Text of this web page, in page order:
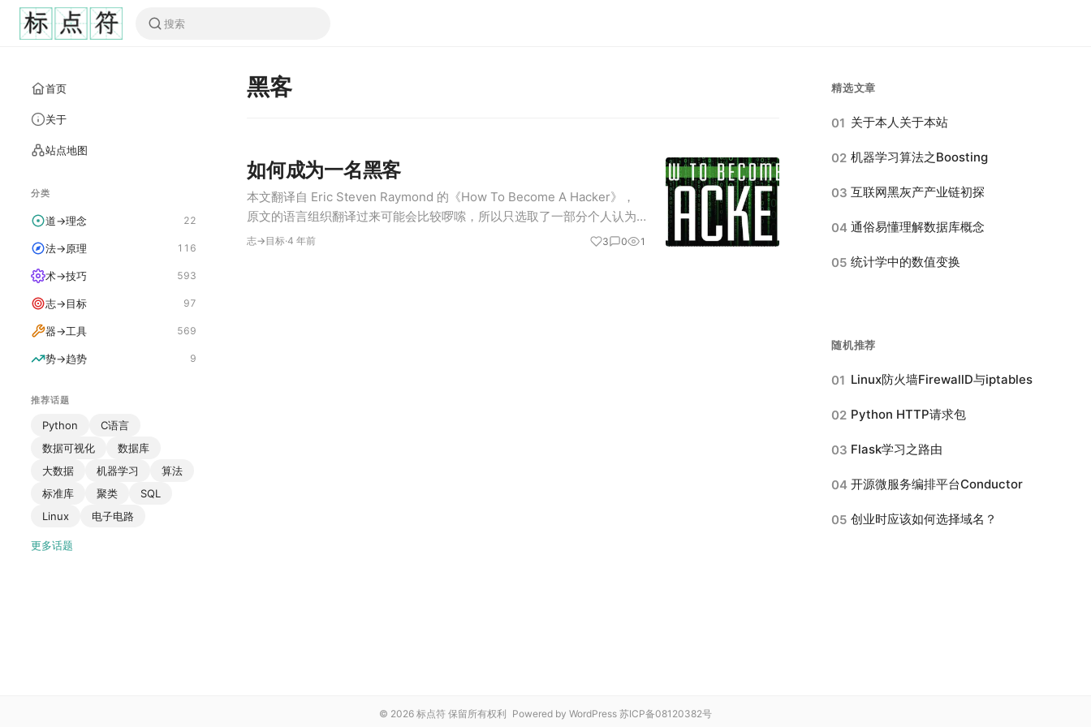
首页
关于
站点地图
分类
道→理念 22
法→原理 116
术→技巧 593
志→目标 97
器→工具 569
势→趋势 9
推荐话题
Python
C语言
数据可视化
数据库
大数据
机器学习
算法
标准库
聚类
SQL
Linux
电子电路
更多话题
黑客
如何成为一名黑客
本文翻译自 Eric Steven Raymond 的《How To Become A Hacker》，
原文的语言组织翻译过来可能会比较啰嗦，所以只选取了一部分个人认为
重要的进行了翻译。部分不太认同的内容也进行了删减，介意的请看原
志→目标·4 年前 3 0 1
精选文章
01 关于本人关于本站
02 机器学习算法之Boosting
03 互联网黑灰产产业链初探
04 通俗易懂理解数据库概念
05 统计学中的数值变换
随机推荐
01 Linux防火墙FirewallD与iptables
02 Python HTTP请求包
03 Flask学习之路由
04 开源微服务编排平台Conductor
05 创业时应该如何选择域名？
© 2026 标点符 保留所有权利 Powered by WordPress 苏ICP备08120382号